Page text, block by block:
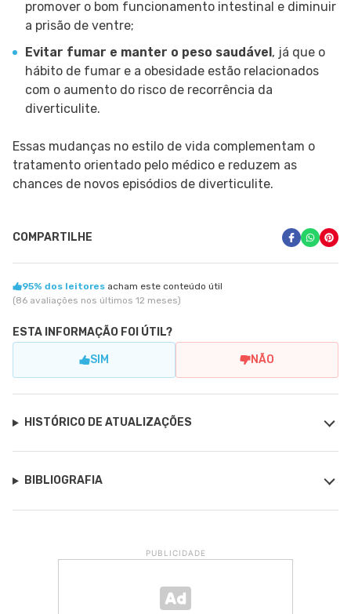
promover o bom funcionamento intestinal e diminuir
a prisão de ventre;
Evitar fumar e manter o peso saudável , já que o
hábito de fumar e a obesidade estão relacionados
com o aumento do risco de recorrência da
diverticulite.
Essas mudanças no estilo de vida complementam o
tratamento orientado pelo médico e reduzem as
chances de novos episódios de diverticulite.
COMPARTILHE
95% dos leitores acham este conteúdo útil
(86 avaliações nos últimos 12 meses)
ESTA INFORMAÇÃO FOI ÚTIL?
SIM NÃO
HISTÓRICO DE ATUALIZAÇÕES
BIBLIOGRAFIA
PUBLICIDADE